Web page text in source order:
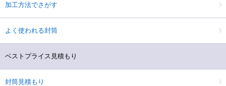
加工方法でさがす
よく使われる封筒
ベストプライス見積もり
封筒見積もり